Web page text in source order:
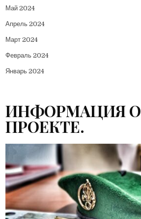
Май 2024
Апрель 2024
Март 2024
Февраль 2024
Январь 2024
ИНФОРМАЦИЯ О
ПРОЕКТЕ.